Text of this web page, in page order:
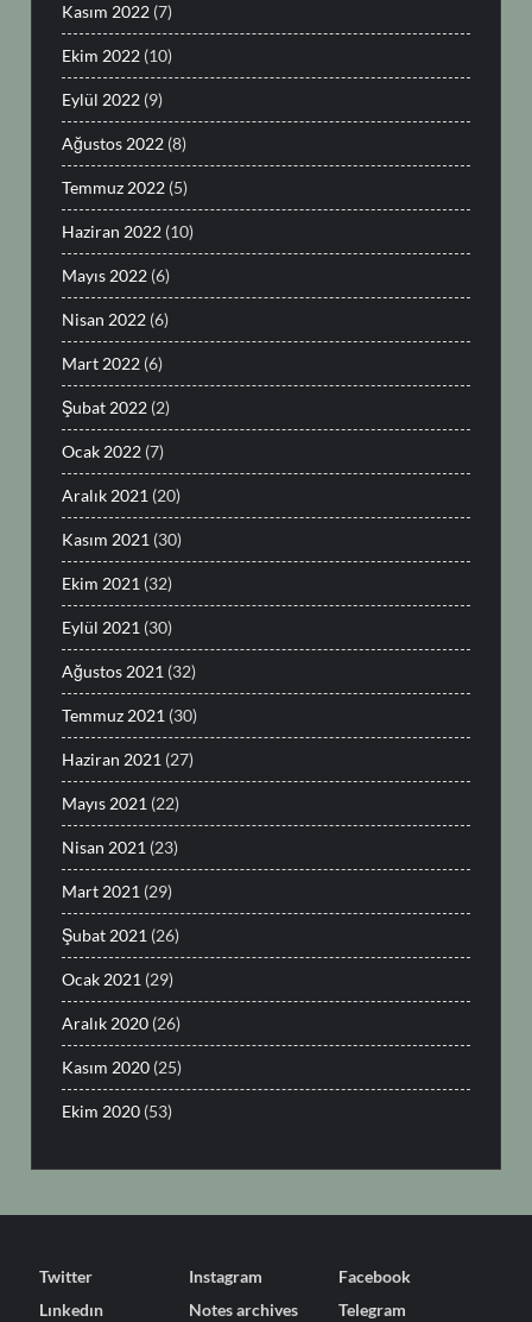
Kasım 2022 (7)
Ekim 2022 (10)
Eylül 2022 (9)
Ağustos 2022 (8)
Temmuz 2022 (5)
Haziran 2022 (10)
Mayıs 2022 (6)
Nisan 2022 (6)
Mart 2022 (6)
Şubat 2022 (2)
Ocak 2022 (7)
Aralık 2021 (20)
Kasım 2021 (30)
Ekim 2021 (32)
Eylül 2021 (30)
Ağustos 2021 (32)
Temmuz 2021 (30)
Haziran 2021 (27)
Mayıs 2021 (22)
Nisan 2021 (23)
Mart 2021 (29)
Şubat 2021 (26)
Ocak 2021 (29)
Aralık 2020 (26)
Kasım 2020 (25)
Ekim 2020 (53)
Twitter Instagram
Facebook
Lınkedın
Notes archives Telegram